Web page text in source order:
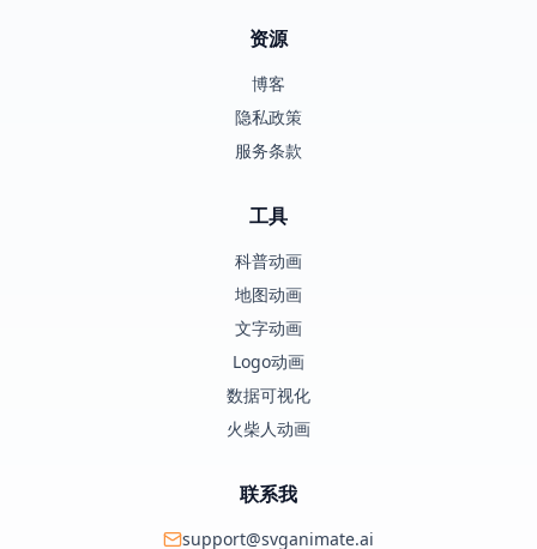
资源
博客
隐私政策
服务条款
工具
科普动画
地图动画
文字动画
Logo动画
数据可视化
火柴人动画
联系我
support@svganimate.ai